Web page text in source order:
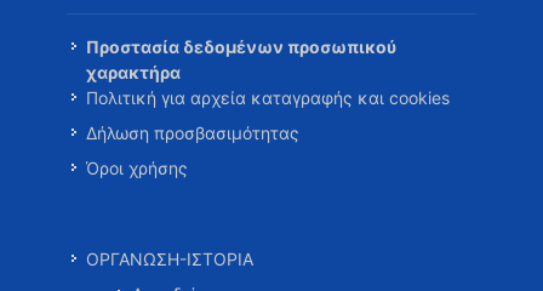
Προστασία δεδομένων προσωπικού
χαρακτήρα
Πολιτική για αρχεία καταγραφής και cookies
Δήλωση προσβασιμότητας
Όροι χρήσης
ΟΡΓΑΝΩΣΗ-ΙΣΤΟΡΙΑ